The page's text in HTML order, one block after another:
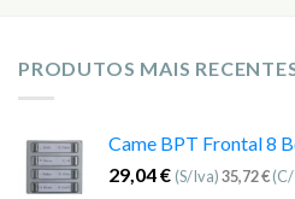
PRODUTOS MAIS
Came BPT Frontal 8
29,04€ (S/Iva)35,72€